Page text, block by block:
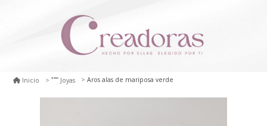
Inicio Joyas Aros alas de mariposa verde